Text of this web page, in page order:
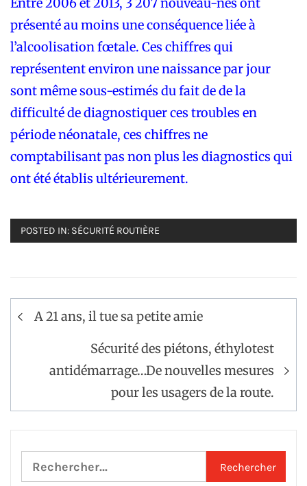
présenté au moins une conséquence liée à
l’alcoolisation fœtale. Ces chiffres qui
représentent environ une naissance par jour
sont même sous-estimés du fait de de la
difficulté de diagnostiquer ces troubles en
période néonatale, ces chiffres ne
comptabilisant pas non plus les diagnostics qui
ont été établis ultérieurement.
POSTED IN: SÉCURITÉ ROUTIÈRE
Navigation
A 21 ans, il tue sa petite amie
Sécurité des piétons, éthylotest
antidémarrage…De nouvelles mesures
pour les usagers de la route.
Rechercher :